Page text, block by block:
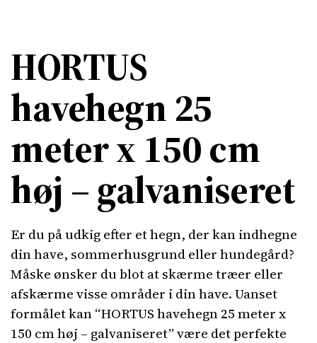
HORTUS
havehegn 25
meter x 150 cm
høj – galvaniseret
Er du på udkig efter et hegn, der kan indhegne
din have, sommerhusgrund eller hundegård?
Måske ønsker du blot at skærme træer eller
afskærme visse områder i din have. Uanset
formålet kan “HORTUS havehegn 25 meter x
150 cm høj – galvaniseret” være det perfekte